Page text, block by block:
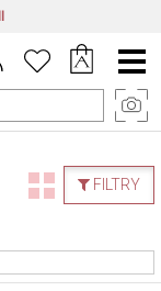
Menu
główne
FILTRY